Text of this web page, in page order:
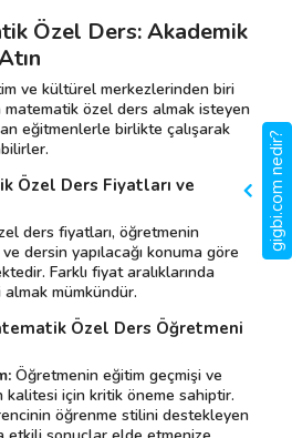
Özel Ders: Akademik
ve kültürel merkezlerinden biri
özel ders almak isteyen
eğitmenlerle birlikte çalışarak
Özel Ders Fiyatları ve
ders fiyatları, öğretmenin
dersin yapılacağı konuma göre
Farklı fiyat aralıklarında
mümkündür.
Özel Ders Öğretmeni
Öğretmenin eğitim geçmişi ve
kalitesi için kritik öneme sahiptir.
öğrenme stilini destekleyen
gigbi.com nedir?